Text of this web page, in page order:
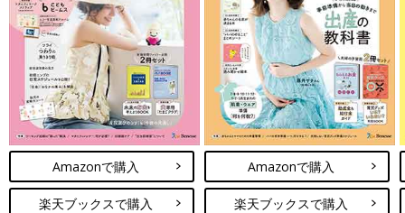
生後3カ月のころ。天井のないタイプの保育器になり、面会時に触れ合いやすくな
りました。
――産後の亜紀さんの様子について教えてください。
謙太 妻は出産後8日ほどで退院になりました。その直前に妻が
医師から、葉琥の状態はいったん少し落ち着いた、と聞いたそう
です。それで、私も妻もやっと少しほっとしました。妻は、退院
後は毎日面会に行ってくれ、葉琥の写真を撮って私に見せてくれ
ました。私の面会は2週間に1回だけでしたが、妻からの写真で体
も少しずつ大きく、赤ちゃんらしい姿に成長してくれる様子がわ
Amazonで購入
楽天ブックスで購入
Amazonで購入
楽天ブックスで購入